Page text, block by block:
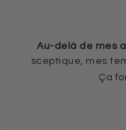
Au-delà de mes
sceptique, mes
Ça